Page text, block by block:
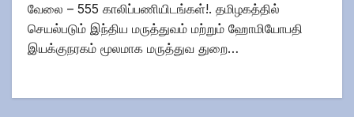
வேலை – 555 காலிப்பணியிடங்கள்!. தமிழகத்தில்
செயல்படும் இந்திய மருத்துவம் மற்றும் ஹோமியோபதி
இயக்குநரகம் மூலமாக மருத்துவ துறை…